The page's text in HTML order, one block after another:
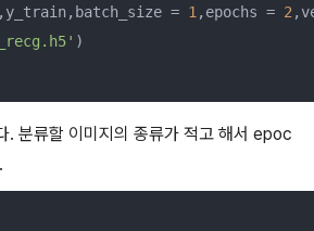
= 1 ,epochs = 2
. 분류할 이미지의 종류가 적고 해서 epoc